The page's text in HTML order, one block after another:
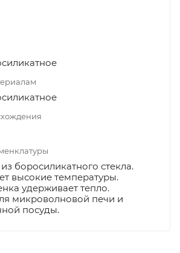
боросиликатного стекла.
высокие температуры.
удерживает тепло.
микроволновой печи и
посуды.